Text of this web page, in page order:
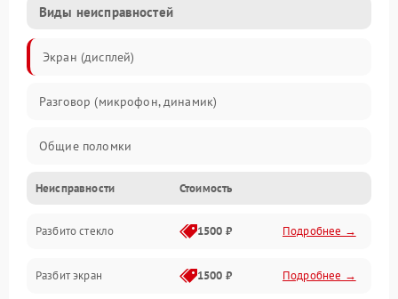
Виды неисправностей
Экран (дисплей)
Разговор (микрофон, динамик)
Общие поломки
Проблемы связи
Камеры
Проблемы с дисплеем и сенсором
Неисправности Стоимость
Разбито стекло 1500 ₽ Подробнее →
Разбит экран 1500 ₽ Подробнее →